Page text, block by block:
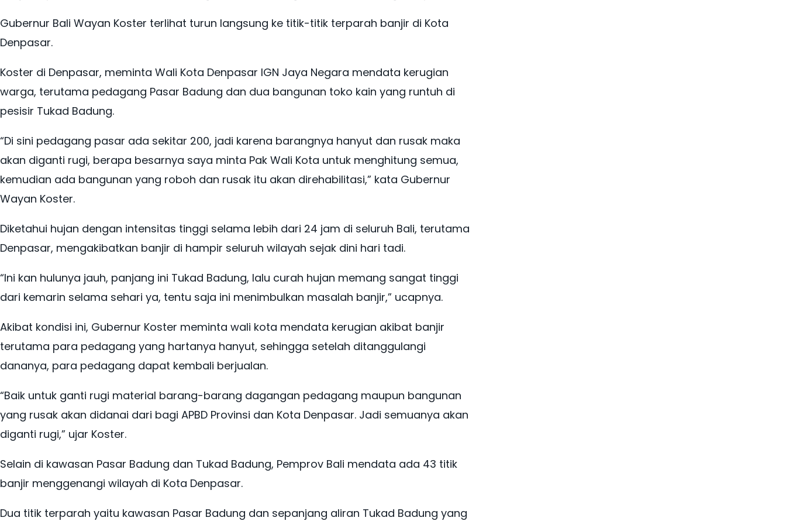
Gubernur Bali Wayan Koster terlihat turun langsung ke titik-titik terparah banjir di Kota
Denpasar.
Koster di Denpasar, meminta Wali Kota Denpasar IGN Jaya Negara mendata kerugian
warga, terutama pedagang Pasar Badung dan dua bangunan toko kain yang runtuh di
pesisir Tukad Badung.
“Di sini pedagang pasar ada sekitar 200, jadi karena barangnya hanyut dan rusak maka
akan diganti rugi, berapa besarnya saya minta Pak Wali Kota untuk menghitung semua,
kemudian ada bangunan yang roboh dan rusak itu akan direhabilitasi,” kata Gubernur
Wayan Koster.
Diketahui hujan dengan intensitas tinggi selama lebih dari 24 jam di seluruh Bali, terutama
Denpasar, mengakibatkan banjir di hampir seluruh wilayah sejak dini hari tadi.
“Ini kan hulunya jauh, panjang ini Tukad Badung, lalu curah hujan memang sangat tinggi
dari kemarin selama sehari ya, tentu saja ini menimbulkan masalah banjir,” ucapnya.
Akibat kondisi ini, Gubernur Koster meminta wali kota mendata kerugian akibat banjir
terutama para pedagang yang hartanya hanyut, sehingga setelah ditanggulangi
dananya, para pedagang dapat kembali berjualan.
“Baik untuk ganti rugi material barang-barang dagangan pedagang maupun bangunan
yang rusak akan didanai dari bagi APBD Provinsi dan Kota Denpasar. Jadi semuanya akan
diganti rugi,” ujar Koster.
Selain di kawasan Pasar Badung dan Tukad Badung, Pemprov Bali mendata ada 43 titik
banjir menggenangi wilayah di Kota Denpasar.
Dua titik terparah yaitu kawasan Pasar Badung dan sepanjang aliran Tukad Badung yang